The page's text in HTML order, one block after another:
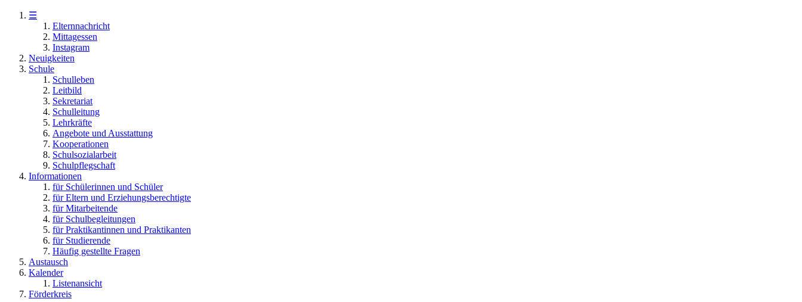
☰
Elternnachricht
Mittagessen
Instagram
Neuigkeiten
Schule
Schulleben
Leitbild
Sekretariat
Schulleitung
Lehrkräfte
Angebote und Ausstattung
Kooperationen
Schulsozialarbeit
Schulpflegschaft
Informationen
für Schülerinnen und Schüler
für Eltern und Erziehungsberechtigte
für Mitarbeitende
für Schulbegleitungen
für Praktikantinnen und Praktikanten
für Studierende
Häufig gestellte Fragen
Austausch
Kalender
Listenansicht
Förderkreis